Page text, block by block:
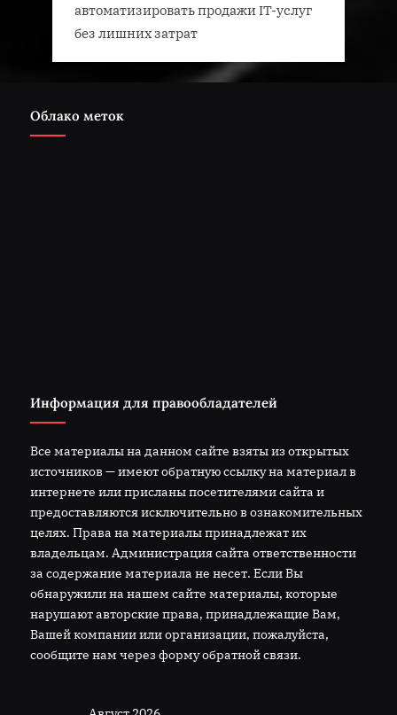
автоматизировать продажи IT-услуг
без лишних затрат
Облако меток
Информация для правообладателей
Все материалы на данном сайте взяты из открытых
источников — имеют обратную ссылку на материал в
интернете или присланы посетителями сайта и
предоставляются исключительно в ознакомительных
целях. Права на материалы принадлежат их
владельцам. Администрация сайта ответственности
за содержание материала не несет. Если Вы
обнаружили на нашем сайте материалы, которые
нарушают авторские права, принадлежащие Вам,
Вашей компании или организации, пожалуйста,
сообщите нам через форму обратной связи.